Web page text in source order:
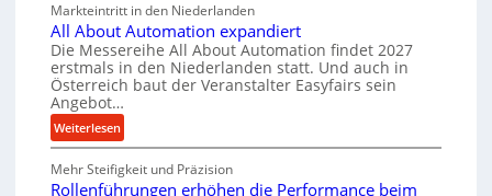
u
p
r
o
s
s
h
a
f
t
i
g
e
r
s
o
u
n
g
s
c
h
i
n
e
n
a
Markteintritt in den Niederlanden
All About Automation expandiert
Die Messereihe All About Automation findet 2027
erstmals in den Niederlanden statt. Und auch in
Österreich baut der Veranstalter Easyfairs sein
Angebot…
Weiterlesen:
A
l
l
Mehr Steifigkeit und Präzision
Rollenführungen erhöhen die Performance beim